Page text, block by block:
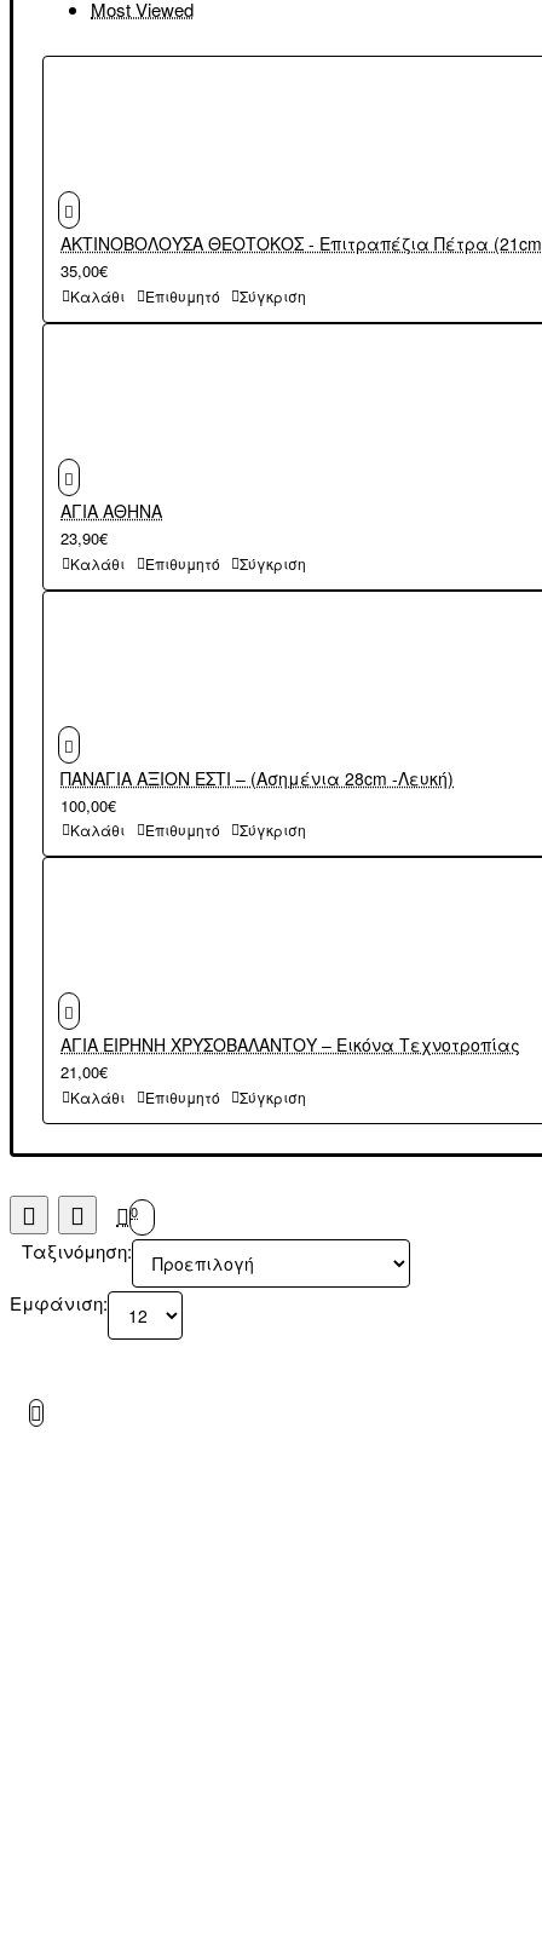
Most Viewed
ΑΚΤΙΝΟΒΟΛΟΥΣΑ ΘΕΟΤΟΚΟΣ - Επιτραπέζια Πέτρα
35,00€
Καλάθι Επιθυμητό Σύγκριση
ΑΓΙΑ ΑΘΗΝΑ
23,90€
Καλάθι Επιθυμητό Σύγκριση
ΠΑΝΑΓΙΑ ΑΞΙΟΝ ΕΣΤΙ – (Ασημένια 28cm -Λευκή)
100,00€
Καλάθι Επιθυμητό Σύγκριση
ΑΓΙΑ ΕΙΡΗΝΗ ΧΡΥΣΟΒΑΛΑΝΤΟΥ – Εικόνα Τεχνοτροπίας
21,00€
Καλάθι Επιθυμητό Σύγκριση
0
Ταξινόμηση:
Εμφάνιση: